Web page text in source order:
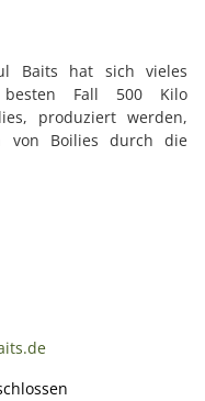
Baits hat sich vieles
Fall 500 Kilo
produziert werden,
von Boilies durch die